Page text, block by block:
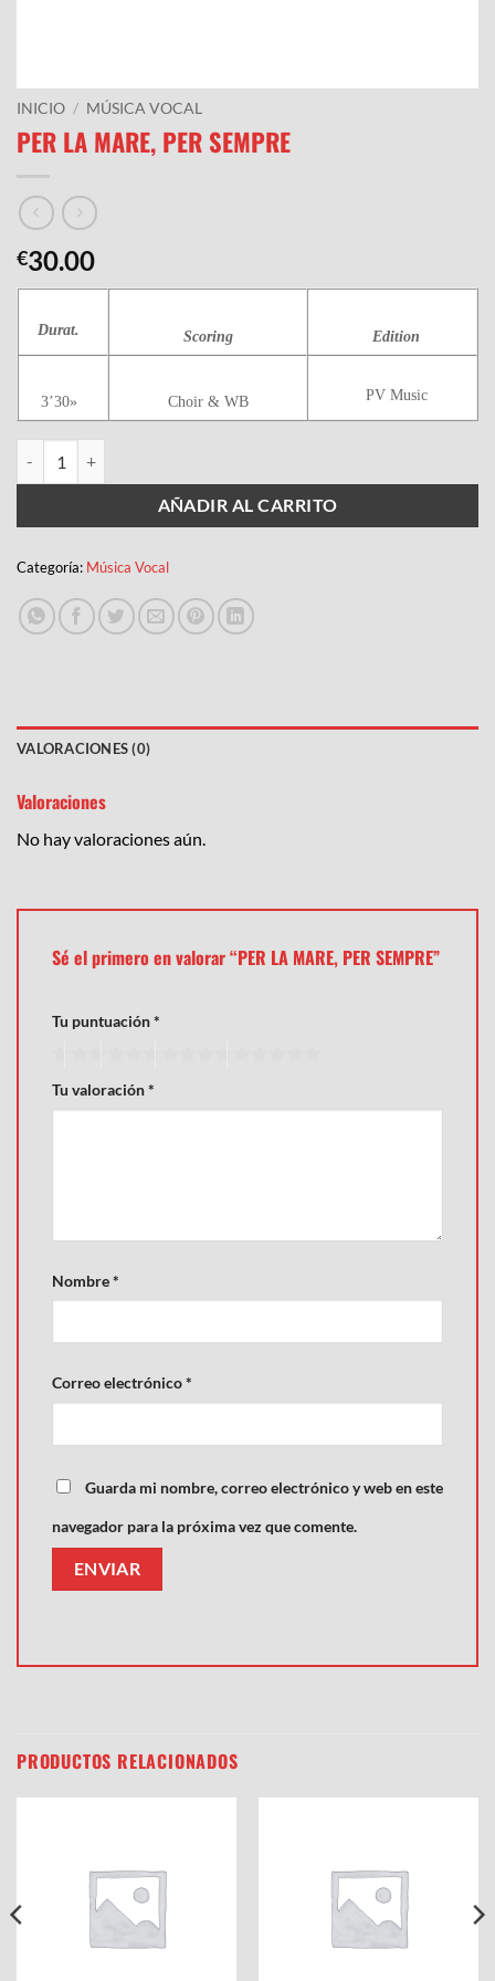
INICIO / MÚSICA VOCAL
PER LA MARE, PER SEMPRE
€30.00
Durat. Scoring Edition
3’30» Choir & WB PV Music
AÑADIR AL CARRITO
Categoría: Música Vocal
VALORACIONES (0)
Valoraciones
No hay valoraciones aún.
Sé el primero en valorar “PER LA MARE, PER SEMPRE”
Tu puntuación*
Tu valoración*
Nombre*
Correo electrónico*
Guarda mi nombre, correo electrónico y web en este
navegador para la próxima vez que comente.
PRODUCTOS RELACIONADOS